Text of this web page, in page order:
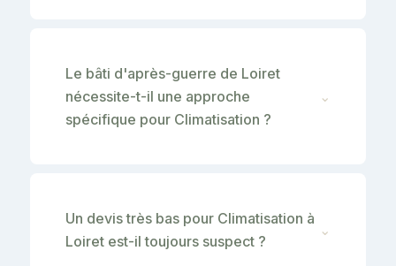
Le bâti d'après-guerre de Loiret
nécessite-t-il une approche
spécifique pour Climatisation ?
⌄
Un devis très bas pour Climatisation à
Loiret est-il toujours suspect ?
⌄